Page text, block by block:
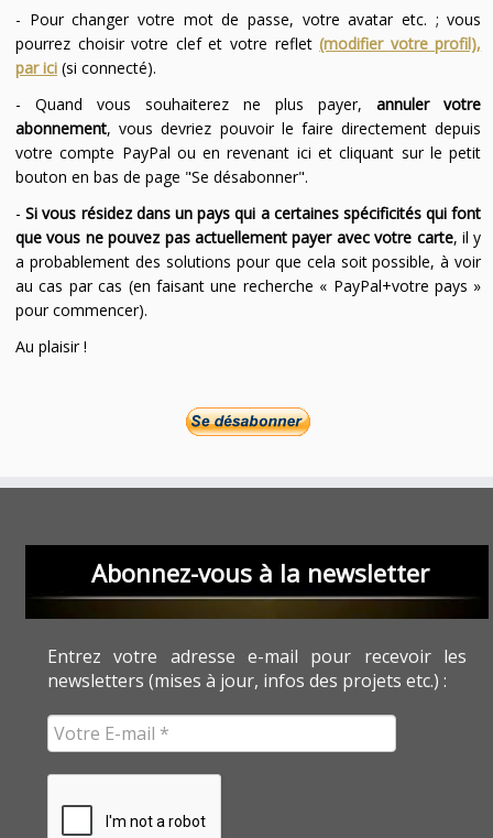
- Pour changer votre mot de passe, votre avatar etc. ; vous
pourrez choisir votre clef et votre reflet(modifier votre profil),
par ici(si connecté).
- Quand vous souhaiterez ne plus payer,annuler votre
abonnement, vous devriez pouvoir le faire directement depuis
votre compte PayPal ou en revenant ici et cliquant sur le petit
bouton en bas de page "Se désabonner".
-Si vous résidez dans un pays qui a certaines spécificités qui font
que vous ne pouvez pas actuellement payer avec votre carte, il y
a probablement des solutions pour que cela soit possible, à voir
au cas par cas (en faisant une recherche « PayPal+votre pays »
pour commencer).
Au plaisir !
Abonnez-vous à la newsletter
Entrez votre adresse e-mail pour recevoir les
newsletters (mises à jour, infos des projets etc.) :